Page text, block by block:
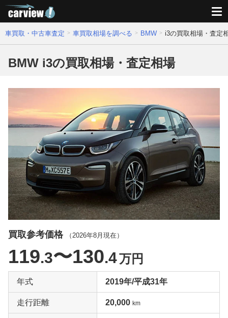
車買取・中古車査定 車買取相場を調べる BMW i3の買取相場・査定
BMW i3の買取相場・査定相場
買取参考価格 （ 2026年8月 現在）
119.3〜130.4万円
年式 2019年/平成31年
走行距離 20,000 km